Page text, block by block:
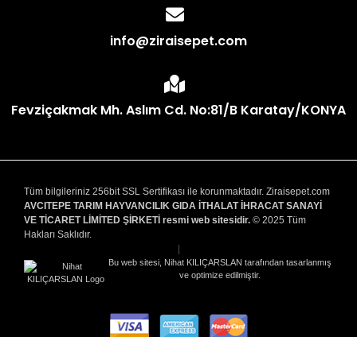
info@ziraisepet.com
Fevziçakmak Mh. Aslım Cd. No:81/B Karatay/KONYA
Tüm bilgileriniz 256bit SSL Sertifikası ile korunmaktadır. Ziraisepet.com
AVCITEPE TARIM HAYVANCILIK GIDA İTHALAT İHRACAT SANAYİ
VE TİCARET LİMİTED ŞİRKETİ resmi web sitesidir. © 2025 Tüm
Hakları Saklıdır.
Bu web sitesi, Nihat KILIÇARSLAN tarafından tasarlanmış
ve optimize edilmiştir.